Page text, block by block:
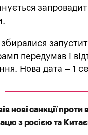
передумав і
Нова дата – 1
нові санкції проти
з росією та